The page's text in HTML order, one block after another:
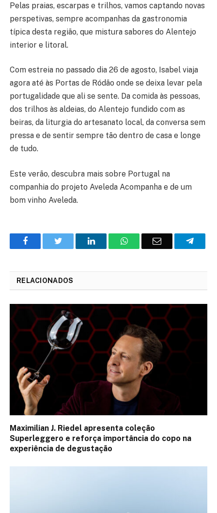
Pelas praias, escarpas e trilhos, vamos captando novas
perspetivas, sempre acompanhas da gastronomia
típica desta região, que mistura sabores do Alentejo
interior e litoral.
Com estreia no passado dia 26 de agosto, Isabel viaja
agora até às Portas de Ródão onde se deixa levar pela
portugalidade que ali se sente. Da comida às pessoas,
dos trilhos às aldeias, do Alentejo fundido com as
beiras, da liturgia do artesanato local, da conversa sem
pressa e de sentir sempre tão dentro de casa e longe
de tudo.
Este verão, descubra mais sobre Portugal na
companhia do projeto Aveleda Acompanha e de um
bom vinho Aveleda.
FacebookTwitter
O
WhatsAppE-
RELACIONADOS
Maximilian J. Riedel apresenta coleção
Superleggero e reforça importância do copo na
experiência de degustação